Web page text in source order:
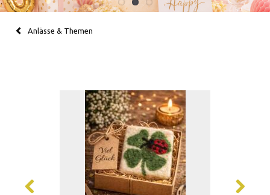
JETZT ZAHL WÄHLEN
Anlässe & Themen